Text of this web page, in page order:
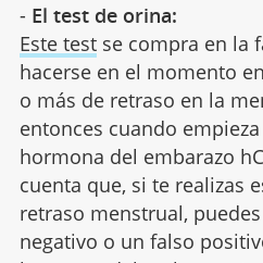
- El test de orina:
Este testse compra en la
hacerse en el momento
o más de retraso en la
entonces cuando
hormona del embarazo
cuenta que, si te realizas
retraso menstrual,
negativo o un falso